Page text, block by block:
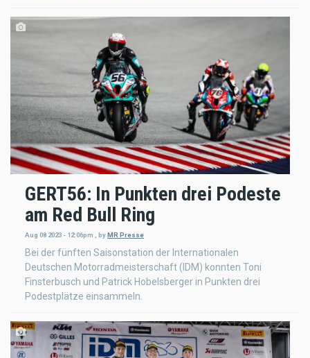
GERT56: In Punkten drei Podeste
am Red Bull Ring
Aug 08 2023 - 12:06pm , by MR Presse
Bei der fünften Saisonstation der Internationalen
Deutschen Motorradmeisterschaft (IDM) konnten Toni
Finsterbusch und Patrick Hobelsberger in Punkten drei
Podestplätze einsammeln.